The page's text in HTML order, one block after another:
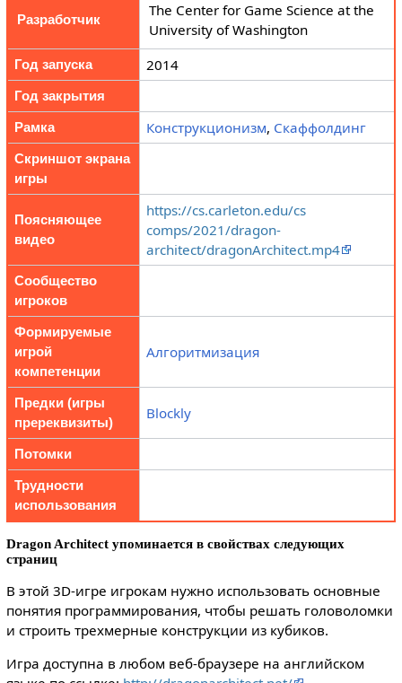
Разработчик
The Center for Game Science at the
University of Washington
Год запуска 2014
Год закрытия
Рамка Конструкционизм, Скаффолдинг
Скриншот экрана
игры
Поясняющее
видео
https://cs.carleton.edu/cs
comps/2021/dragon-
architect/dragonArchitect.mp4
Сообщество
игроков
Формируемые
игрой
компетенции
Алгоритмизация
Предки (игры
пререквизиты)
Blockly
Потомки
Трудности
использования
Dragon Architect упоминается в свойствах следующих
страниц
В этой 3D-игре игрокам нужно использовать основные
понятия программирования, чтобы решать головоломки
и строить трехмерные конструкции из кубиков.
Игра доступна в любом веб-браузере на английском